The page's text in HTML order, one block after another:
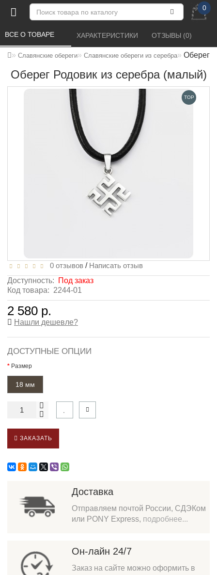
0
Славянские обереги Славянские обереги из серебра Оберег
Оберег Родовик из серебра (малый)
ВСЕ О ТОВАРЕ ХАРАКТЕРИСТИКИ ОТЗЫВЫ (0)
TOP
0 отзывов / Написать отзыв
Доступность:
Под заказ
Код товара: 2244-01
2 580 р.
Нашли дешевле?
ДОСТУПНЫЕ ОПЦИИ
Размер
18 мм
ЗАКАЗАТЬ
Доставка
Отправляем почтой России, СДЭКом
или PONY Express, подробнее...
Он-лайн 24/7
Заказ на сайте можно оформить в